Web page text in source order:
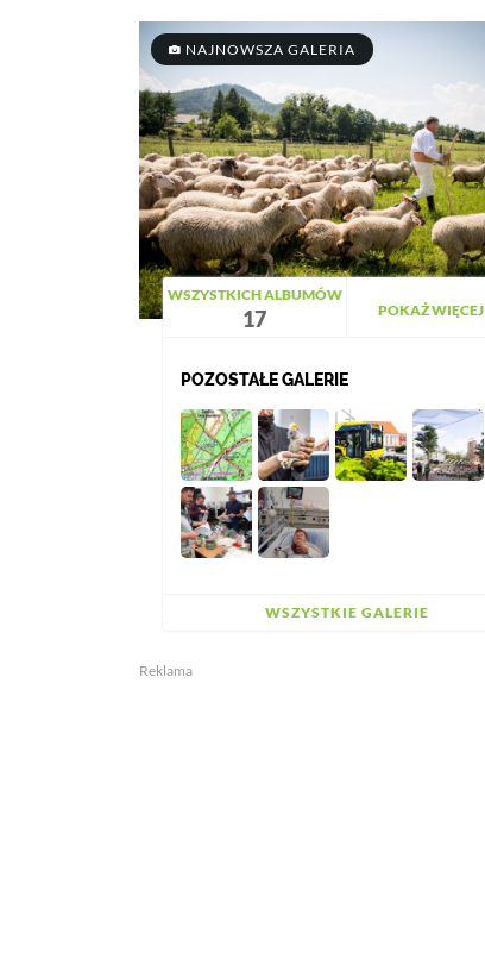
NAJNOWSZA GALERIA
WSZYSTKICH ALBUMÓW
17 POKAŻ WIĘCEJ
POZOSTAŁE GALERIE
WSZYSTKIE GALERIE
Reklama